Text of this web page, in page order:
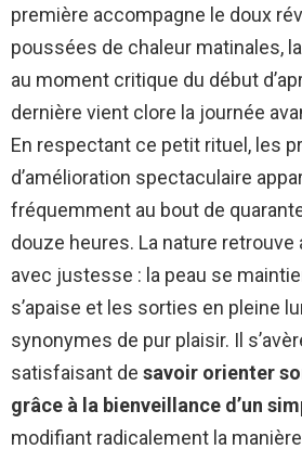
première accompagne le doux
poussées de chaleur matinales,
au moment critique du début
dernière vient clore la journée
En respectant ce petit rituel, les
d’amélioration spectaculaire
fréquemment au bout de
douze heures. La nature
avec justesse : la peau se
s’apaise et les sorties en pleine
synonymes de pur plaisir. Il
satisfaisant de savoir orienter
grâce à la bienveillance d’un
modifiant radicalement la